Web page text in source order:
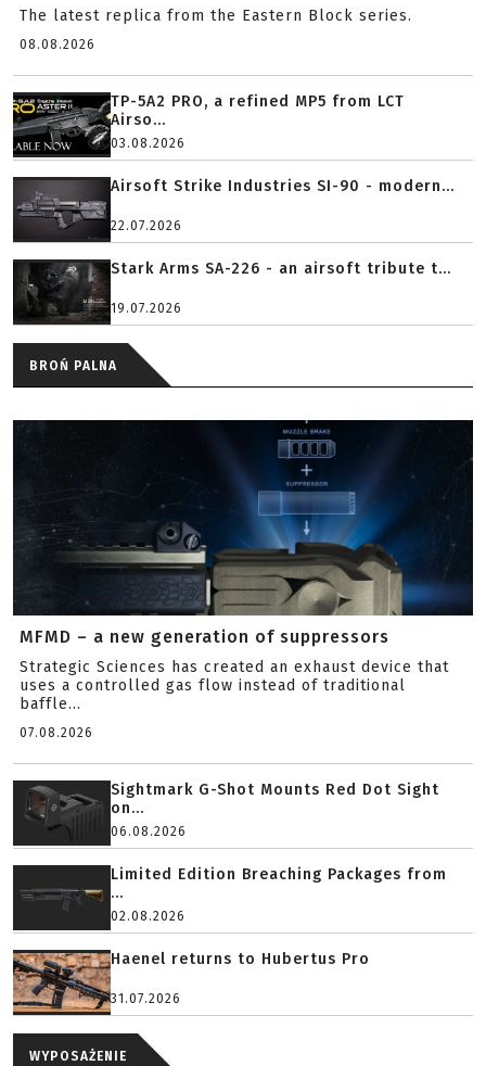
The latest replica from the Eastern Block series.
08.08.2026
TP-5A2 PRO, a refined MP5 from LCT
Airso...
03.08.2026
Airsoft Strike Industries SI-90 - modern...
22.07.2026
Stark Arms SA-226 - an airsoft tribute t...
19.07.2026
BROŃ PALNA
MFMD – a new generation of suppressors
Strategic Sciences has created an exhaust device that
uses a controlled gas flow instead of traditional
baffle...
07.08.2026
Sightmark G-Shot Mounts Red Dot Sight
on...
06.08.2026
Limited Edition Breaching Packages from
...
02.08.2026
Haenel returns to Hubertus Pro
31.07.2026
WYPOSAŻENIE